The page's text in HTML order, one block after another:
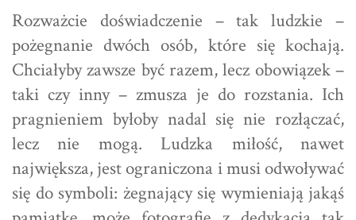
Rozważcie doświadczenie – tak ludzkie –
pożegnanie dwóch osób, które się kochają.
Chciałyby zawsze być razem, lecz obowiązek –
taki czy inny – zmusza je do rozstania. Ich
pragnieniem byłoby nadal się nie rozłączać,
lecz nie mogą. Ludzka miłość, nawet
największa, jest ograniczona i musi odwoływać
się do symboli: żegnający się wymieniają jakąś